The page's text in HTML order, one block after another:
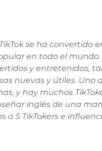
se ha convertido
en todo el
y entretenidos,
nuevas y útiles. Uno
y hay muchos
inglés de una
a 5 TikTokers e